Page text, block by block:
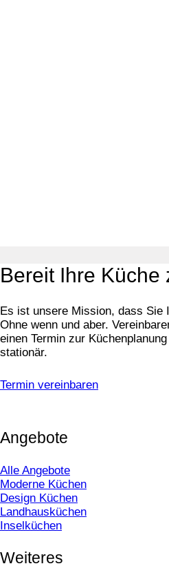
Bereit Ihre Küche
Es ist unsere Mission, dass Sie
Ohne wenn und aber.
einen Termin zur
stationär.
Termin vereinbaren
Angebote
Alle Angebote
Moderne Küchen
Design Küchen
Landhausküchen
Inselküchen
Weiteres